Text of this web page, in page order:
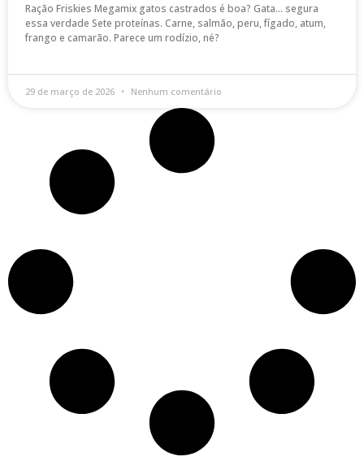
Ração Friskies Megamix gatos castrados é boa? Gata… segura
essa verdade Sete proteínas. Carne, salmão, peru, fígado, atum,
frango e camarão. Parece um rodízio, né?
29 de março de 2026 Nenhum comentário